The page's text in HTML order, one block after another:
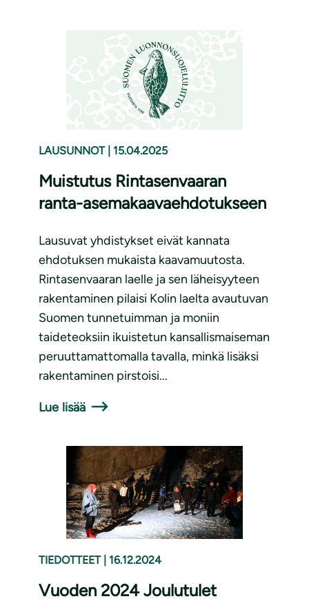
LAUSUNNOT 15.04.2025
Muistutus Rintasenvaaran
ranta-asemakaavaehdotukseen
Lausuvat yhdistykset eivät kannata
ehdotuksen mukaista kaavamuutosta.
Rintasenvaaran laelle ja sen läheisyyteen
rakentaminen pilaisi Kolin laelta avautuvan
Suomen tunnetuimman ja moniin
taideteoksiin ikuistetun kansallismaiseman
peruuttamattomalla tavalla, minkä lisäksi
rakentaminen pirstoisi...
Lue lisää
TIEDOTTEET 16.12.2024
Vuoden 2024 Joulutulet